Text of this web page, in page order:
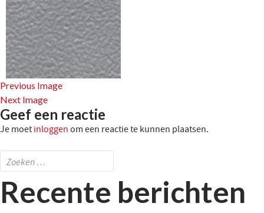
Previous Image
Next Image
Geef een reactie
Je moet inloggen om een reactie te kunnen plaatsen.
Zoeken
naar:
Recente berichten